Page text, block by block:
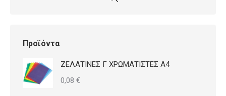
Προϊόντα
ΖΕΛΑΤΙΝΕΣ Γ ΧΡΩΜΑΤΙΣΤΕΣ Α4
0,08 €